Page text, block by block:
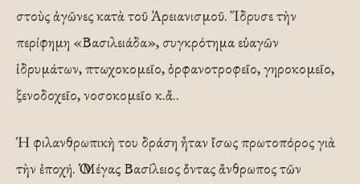
στοὺς ἀγῶνες κατὰ τοῦ Ἀρειανισμοῦ. Ἵδρυσε τὴν
περίφημη «Βασιλειάδα», συγκρότημα εὐαγῶν
ἱδρυμάτων, πτωχοκομεῖο, ὀρφανοτροφεῖο, γηροκομεῖο,
ξενοδοχεῖο, νοσοκομεῖο κ.ἄ..
Ἡ φιλανθρωπικὴ του δράση ἦταν ἴσως πρωτοπόρος γιὰ
τὴν ἐποχή. Ὁ Μέγας Βασίλειος ὄντας ἄνθρωπος τῶν